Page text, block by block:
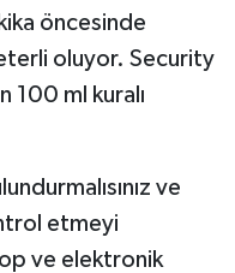
öncesinde
oluyor. Security
100 ml kuralı
ve
etmeyi
ve elektronik